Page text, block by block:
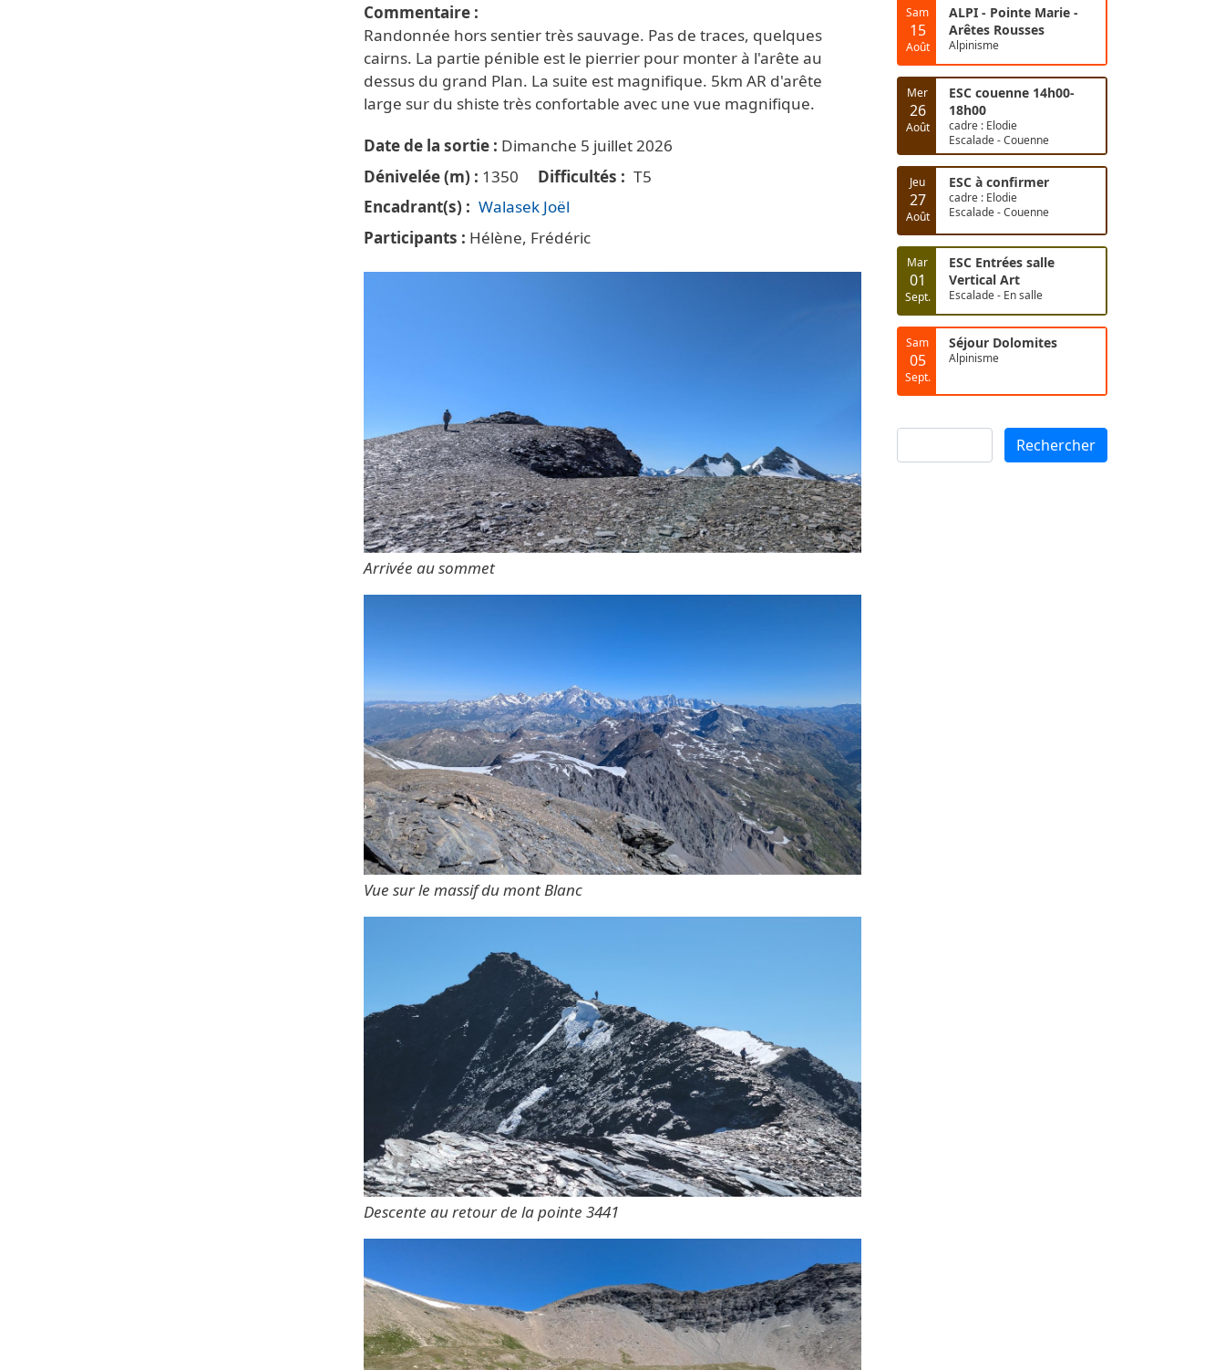
Commentaire
Randonnée hors sentier très sauvage. Pas de traces, quelques
cairns. La partie pénible est le pierrier pour monter à l'arête au
dessus du grand Plan. La suite est magnifique. 5km AR d'arête
large sur du shiste très confortable avec une vue magnifique.
Date de la sortie
Dimanche 5 juillet 2026
Dénivelée (m)
1350 Difficultés
T5
Encadrant(s)
Walasek Joël
Participants
Hélène, Frédéric
Arrivée au sommet
Vue sur le massif du mont Blanc
Descente au retour de la pointe 3441
Sam
15
Août
ALPI - Pointe Marie -
Arêtes Rousses
Alpinisme
Mer
26
Août
ESC couenne 14h00-
18h00
cadre : Elodie
Escalade - Couenne
Jeu
27
Août
ESC à confirmer
cadre : Elodie
Escalade - Couenne
Mar
01
Sept.
ESC Entrées salle
Vertical Art
Escalade - En salle
Sam
05
Sept.
Séjour Dolomites
Alpinisme
Rechercher Rechercher